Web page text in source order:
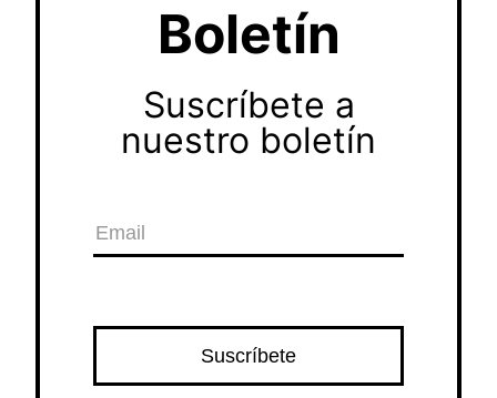
Boletín
Suscríbete a
nuestro boletín